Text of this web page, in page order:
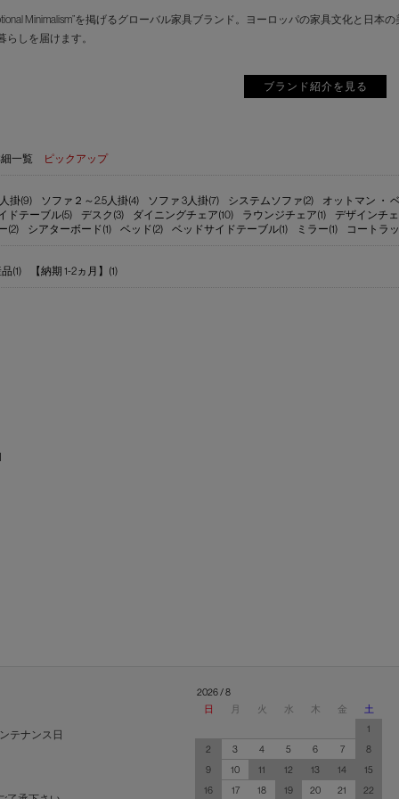
Minimalism”を掲げるグローバル家具ブランド。ヨーロッパの家具文化と日
しを届けます。
ブランド紹介を見る
一覧 ピックアップ
掛(9) ソファ２～2.5人掛(4) ソファ 3人掛(7) システムソファ(2)
オットマン ・
ドテーブル(5)
デスク(3) ダイニングチェア(10) ラウンジチェア(1)
デザインチェ
(2)
シアターボード(1) ベッド(2) ベッドサイドテーブル(1) ミラー(1) コートラ
(1) 【納期 1-2ヵ月】(1)
テナンス日
2026 / 8
日
月 火 水 木 金
土
1
2
3 4 5 6 7
8
9
10 11 12 13 14
15
16
17 18 19 20 21 22